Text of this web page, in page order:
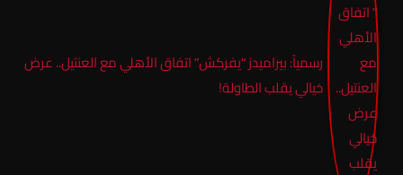
رسمياً: بيراميدز “يفركش” اتفاق الأهلي مع العنتيل.. عرض
خيالي يقلب الطاولة!